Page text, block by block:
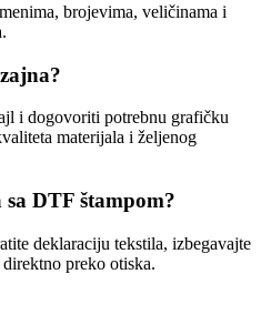
brojevima, veličinama i
i dogovoriti potrebnu grafičku
materijala i željenog
DTF štampom?
deklaraciju tekstila, izbegavajte
preko otiska.